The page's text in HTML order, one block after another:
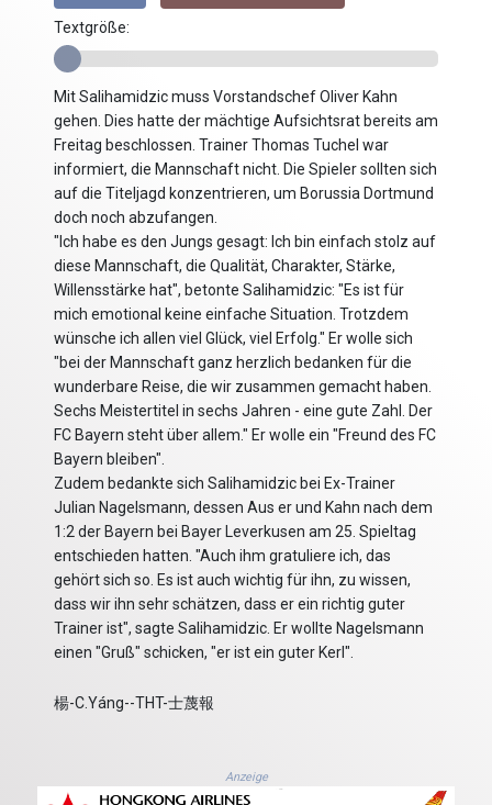
Textgröße:
Mit Salihamidzic muss Vorstandschef Oliver Kahn
gehen. Dies hatte der mächtige Aufsichtsrat bereits am
Freitag beschlossen. Trainer Thomas Tuchel war
informiert, die Mannschaft nicht. Die Spieler sollten sich
auf die Titeljagd konzentrieren, um Borussia Dortmund
doch noch abzufangen.
"Ich habe es den Jungs gesagt: Ich bin einfach stolz auf
diese Mannschaft, die Qualität, Charakter, Stärke,
Willensstärke hat", betonte Salihamidzic: "Es ist für
mich emotional keine einfache Situation. Trotzdem
wünsche ich allen viel Glück, viel Erfolg." Er wolle sich
"bei der Mannschaft ganz herzlich bedanken für die
wunderbare Reise, die wir zusammen gemacht haben.
Sechs Meistertitel in sechs Jahren - eine gute Zahl. Der
FC Bayern steht über allem." Er wolle ein "Freund des FC
Bayern bleiben".
Zudem bedankte sich Salihamidzic bei Ex-Trainer
Julian Nagelsmann, dessen Aus er und Kahn nach dem
1:2 der Bayern bei Bayer Leverkusen am 25. Spieltag
entschieden hatten. "Auch ihm gratuliere ich, das
gehört sich so. Es ist auch wichtig für ihn, zu wissen,
dass wir ihn sehr schätzen, dass er ein richtig guter
Trainer ist", sagte Salihamidzic. Er wollte Nagelsmann
einen "Gruß" schicken, "er ist ein guter Kerl".
楊-C.Yáng--THT-士蔑報
Anzeige